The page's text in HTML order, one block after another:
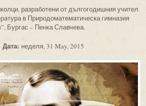
разработени от дългогодишния учител
в Природоматематическа гимназия
Бургас – Пенка Славчева.
Дата: неделя, 31 May, 2015